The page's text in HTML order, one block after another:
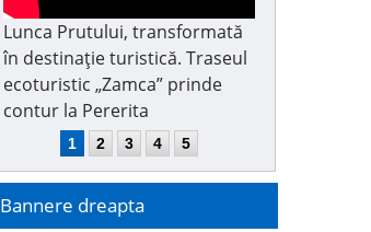
Lunca Prutului, transformată
în destinație turistică. Traseul
ecoturistic „Zamca” prinde
contur la Pererita
1 2 3 4 5
Bannere dreapta